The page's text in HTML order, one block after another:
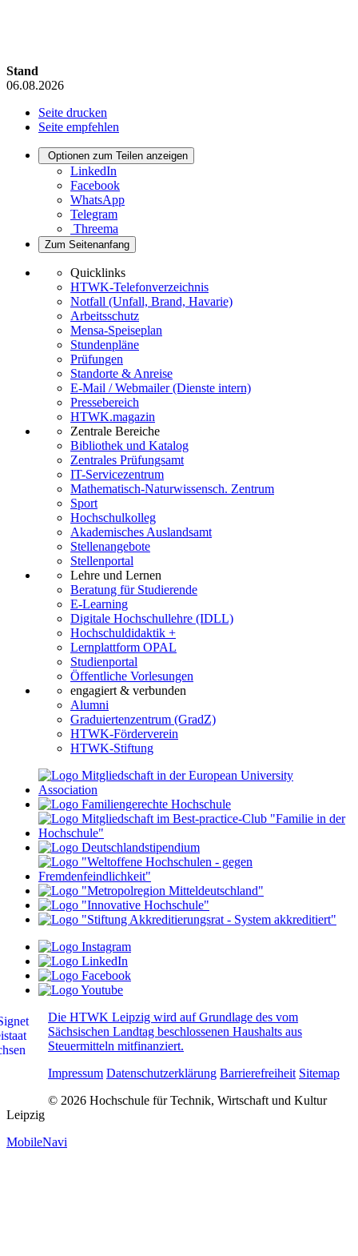
Stand
06.08.2026
Seite drucken
Seite empfehlen
Optionen zum Teilen anzeigen
LinkedIn
Facebook
WhatsApp
Telegram
Threema
Zum Seitenanfang
Quicklinks
HTWK-Telefonverzeichnis
Notfall (Unfall, Brand, Havarie)
Arbeitsschutz
Mensa-Speiseplan
Stundenpläne
Prüfungen
Standorte & Anreise
E-Mail / Webmailer (Dienste intern)
Pressebereich
HTWK.magazin
Zentrale Bereiche
Bibliothek und Katalog
Zentrales Prüfungsamt
IT-Servicezentrum
Mathematisch-Naturwissensch. Zentrum
Sport
Hochschulkolleg
Akademisches Auslandsamt
Stellenangebote
Stellenportal
Lehre und Lernen
Beratung für Studierende
E-Learning
Digitale Hochschullehre (IDLL)
Hochschuldidaktik +
Lernplattform OPAL
Studienportal
Öffentliche Vorlesungen
engagiert & verbunden
Alumni
Graduiertenzentrum (GradZ)
HTWK-Förderverein
HTWK-Stiftung
Die HTWK Leipzig wird auf Grundlage des vom
Sächsischen Landtag beschlossenen Haushalts aus
Steuermitteln mitfinanziert.
Impressum Datenschutzerklärung Barrierefreiheit Sitemap
© 2026 Hochschule für Technik, Wirtschaft und Kultur
Leipzig
MobileNavi